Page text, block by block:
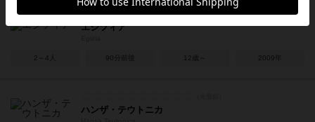
エジツィア
2～4人 90分前後 12歳～ 2009年
ハンザ・テウトニカ